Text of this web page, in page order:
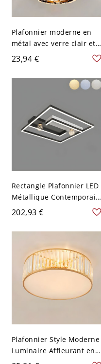
Plafonnier moderne en
métal avec verre clair et
une lumière dirigée vers
le bas - Noir 110 V-120 V
Rond
23,94 €
Rectangle Plafonnier LED
Métallique Contemporain
Luminaire Encastré
Moderne - Noir 110 V-120
V 50,8 cm Gradation à
202,93 €
Plafonnier Style Moderne
Luminaire Affleurant en
Métal Abat-Jour à